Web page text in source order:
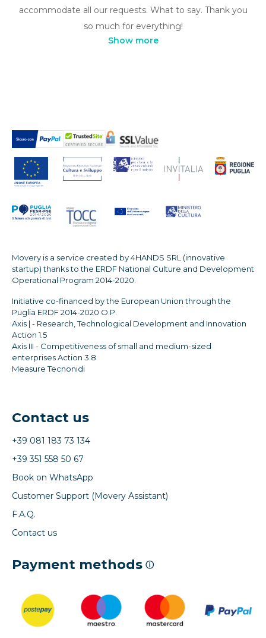
accommodate all our requests. What to say. Thank you
so much for everything!
Show more
Movery is a service created by 4HANDS SRL (innovative
startup) thanks to the ERDF National Culture and Development
Operational Program 2014-2020.
Initiative co-financed by the European Union through the
Puglia ERDF 2014-2020 O.P.
Axis | - Research, Technological Development and Innovation
Action 1.5
Axis III - Competitiveness of small and medium-sized
enterprises Action 3.8
Measure Tecnonidi
Contact us
+39 081 183 73 134
+39 351 558 50 67
Book on WhatsApp
Customer Support (Movery Assistant)
F.A.Q.
Contact us
Payment methods ⓘ